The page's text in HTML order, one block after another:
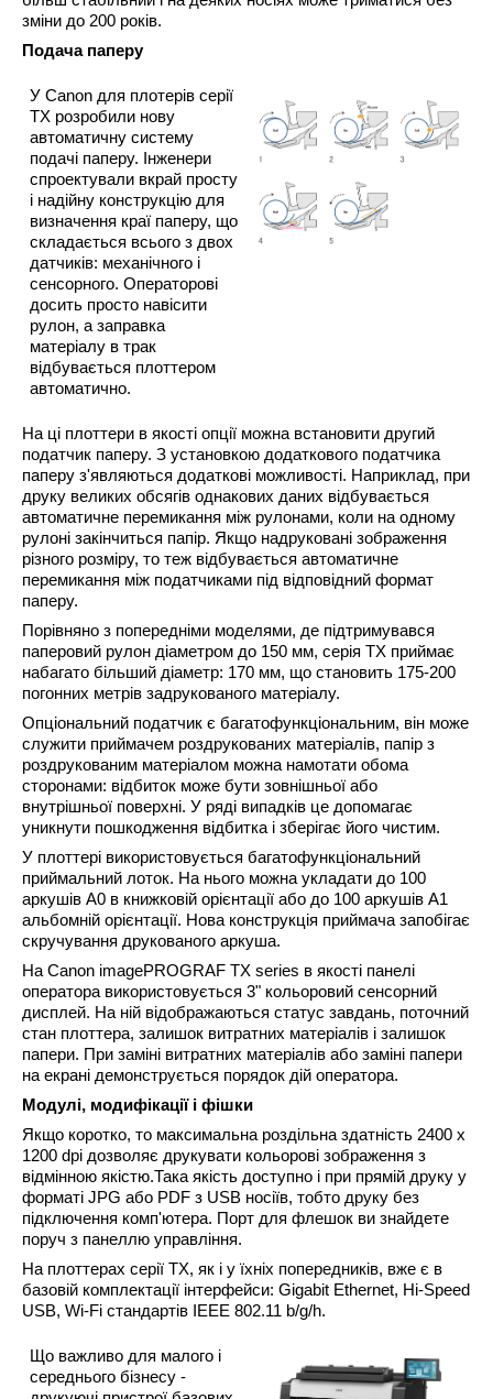
зміни до 200 років.
Подача паперу
У Canon для плотерів серії
TX розробили нову
автоматичну систему
подачі паперу. Інженери
спроектували вкрай просту
і надійну конструкцію для
визначення краї паперу, що
складається всього з двох
датчиків: механічного і
сенсорного. Операторові
досить просто навісити
рулон, а заправка
матеріалу в трак
відбувається плоттером
автоматично.
На ці плоттери в якості опції можна встановити другий
податчик паперу. З установкою додаткового податчика
паперу з'являються додаткові можливості. Наприклад, при
друку великих обсягів однакових даних відбувається
автоматичне перемикання між рулонами, коли на одному
рулоні закінчиться папір. Якщо надруковані зображення
різного розміру, то теж відбувається автоматичне
перемикання між податчиками під відповідний формат
паперу.
Порівняно з попередніми моделями, де підтримувався
паперовий рулон діаметром до 150 мм, серія TX приймає
набагато більший діаметр: 170 мм, що становить 175-200
погонних метрів задрукованого матеріалу.
Опціональний податчик є багатофункціональним, він може
служити приймачем роздрукованих матеріалів, папір з
роздрукованим матеріалом можна намотати обома
сторонами: відбиток може бути зовнішньої або
внутрішньої поверхні. У ряді випадків це допомагає
уникнути пошкодження відбитка і зберігає його чистим.
У плоттері використовується багатофункціональний
приймальний лоток. На нього можна укладати до 100
аркушів А0 в книжковій орієнтації або до 100 аркушів А1
альбомній орієнтації. Нова конструкція приймача запобігає
скручування друкованого аркуша.
На Canon imagePROGRAF TX series в якості панелі
оператора використовується 3" кольоровий сенсорний
дисплей. На ній відображаються статус завдань, поточний
стан плоттера, залишок витратних матеріалів і залишок
папери. При заміні витратних матеріалів або заміні папери
на екрані демонструється порядок дій оператора.
Модулі, модифікації і фішки
Якщо коротко, то максимальна роздільна здатність 2400 x
1200 dpi дозволяє друкувати кольорові зображення з
відмінною якістю.Така якість доступно і при прямій друку у
форматі JPG або PDF з USB носіїв, тобто друку без
підключення комп'ютера. Порт для флешок ви знайдете
поруч з панеллю управління.
На плоттерах серії TX, як і у їхніх попередників, вже є в
базовій комплектації інтерфейси: Gigabit Ethernet, Hi-Speed
USB, Wi-Fi стандартів IEEE 802.11 b/g/h.
Що важливо для малого і
середнього бізнесу -